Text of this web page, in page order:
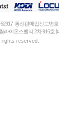
통신판매업신고번호
이온스밸리 2차 916호 [
reserved.